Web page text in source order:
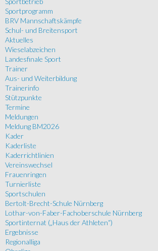
Sportprogramm
BRV Mannschaftskämpfe
Schul- und Breitensport
Aktuelles
Wieselabzeichen
Landesfinale Sport
Trainer
Aus- und Weiterbildung
Trainerinfo
Stützpunkte
Termine
Meldungen
Meldung BM2026
Kader
Kaderliste
Kaderrichtlinien
Vereinswechsel
Frauenringen
Turnierliste
Sportschulen
Bertolt-Brecht-Schule Nürnberg
Lothar-von-Faber-Fachoberschule Nürnberg
Sportinternat („Haus der Athleten“)
Ergebnisse
Regionalliga